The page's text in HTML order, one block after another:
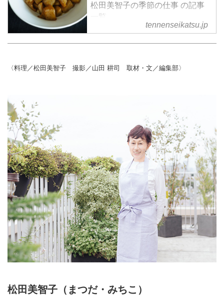
松田美智子の季節の仕事 の記事
一覧
tennenseikatsu.jp
〈料理／松田美智子 撮影／山田 耕司 取材・文／編集部〉
松田美智子（まつだ・みちこ）